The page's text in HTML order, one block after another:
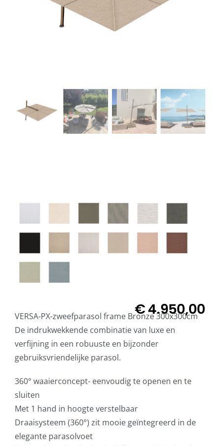
Schaduwdoeken
Balkonklemmen
Beschermhoezen
Glatz Vita Collectie
Glatz parasoldoeken
Onze merken
€4.950,00
VERSA-PX-zweefparasol frame Bronze 300x300cm
De indrukwekkende combinatie van luxe en
verfijning in een robuuste en bijzonder
gebruiksvriendelijke parasol.
360° waaierconcept- eenvoudig te openen en te
sluiten
Met 1 hand in hoogte verstelbaar
Draaisysteem (360°) zit mooie geïntegreerd in de
elegante parasolvoet